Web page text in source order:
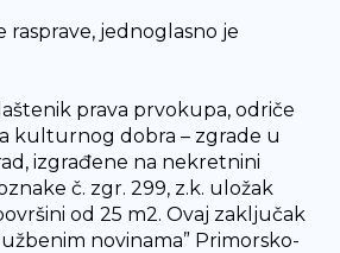
jednoglasno je
prava prvokupa, odriče
kulturnog dobra – zgrade u
izgrađene na nekretnini
č. zgr. 299, z.k. uložak
od 25 m2. Ovaj zaključak
novinama” Primorsko-